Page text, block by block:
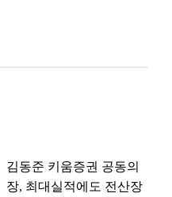
김동준 키움증권 공동의
장, 최대실적에도 전산장